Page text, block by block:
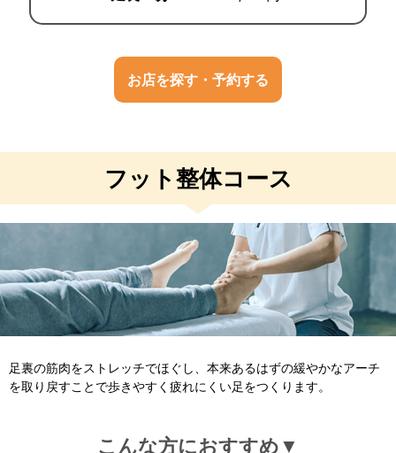
お店を探す・予約する
フット整体コース
足裏の筋肉をストレッチでほぐし、本来あるはずの緩やかなアーチ
を取り戻すことで歩きやすく疲れにくい足をつくります。
こんな方におすすめ▼